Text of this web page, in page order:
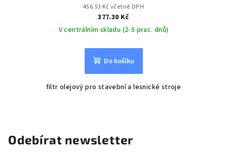
456.53 Kč včetně DPH
377.30 Kč
V centrálním skladu (2-5 prac. dnů)
Do košíku
filtr olejový pro stavební a lesnické stroje
Odebírat newsletter